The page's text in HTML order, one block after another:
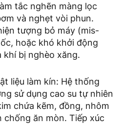
tắc nghẽn màng lọc
và nghẹt vòi phun.
tượng bỏ máy (mis-
hoặc khó khởi động
khí bị nghèo xăng.
liệu làm kín: Hệ thống
sử dụng cao su tự nhiên
chứa kẽm, đồng, nhôm
chống ăn mòn. Tiếp xúc